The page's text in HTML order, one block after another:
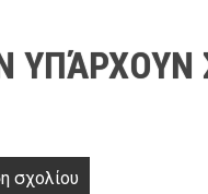
ΥΠΆΡΧΟΥΝ
σχολίου